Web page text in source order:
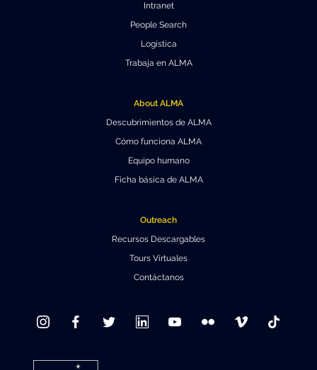
Declaración de privacidad
Intranet
People Search
Logística
Trabaja en ALMA
About ALMA
Descubrimientos de ALMA
Cómo funciona ALMA
Equipo humano
Ficha básica de ALMA
Outreach
Recursos Descargables
Tours Virtuales
Contáctanos